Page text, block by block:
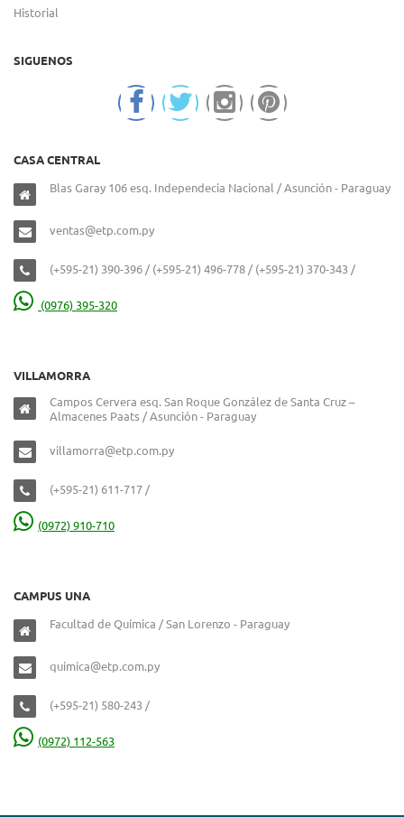
Historial
SIGUENOS
CASA CENTRAL
Blas Garay 106 esq. Independecia Nacional / Asunción - Paraguay
ventas@etp.com.py
(+595-21) 390-396 / (+595-21) 496-778 / (+595-21) 370-343 /
(0976) 395-320
VILLAMORRA
Campos Cervera esq. San Roque González de Santa Cruz –
Almacenes Paats / Asunción - Paraguay
villamorra@etp.com.py
(+595-21) 611-717 /
(0972) 910-710
CAMPUS UNA
Facultad de Química / San Lorenzo - Paraguay
quimica@etp.com.py
(+595-21) 580-243 /
(0972) 112-563